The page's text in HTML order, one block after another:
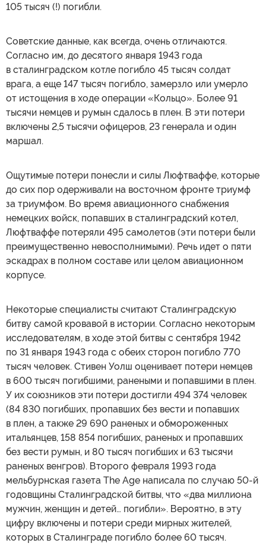
105 тысяч (!) погибли.
Советские данные, как всегда, очень отличаются.
Согласно им, до десятого января 1943 года
в сталинградском котле погибло 45 тысяч солдат
врага, а еще 147 тысяч погибло, замерзло или умерло
от истощения в ходе операции «Кольцо». Более 91
тысячи немцев и румын сдалось в плен. В эти потери
включены 2,5 тысячи офицеров, 23 генерала и один
маршал.
Ощутимые потери понесли и силы Люфтваффе, которые
до сих пор одерживали на восточном фронте триумф
за триумфом. Во время авиационного снабжения
немецких войск, попавших в сталинградский котел,
Люфтваффе потеряли 495 самолетов (эти потери были
преимущественно невосполнимыми). Речь идет о пяти
эскадрах в полном составе или целом авиационном
корпусе.
Некоторые специалисты считают Сталинградскую
битву самой кровавой в истории. Согласно некоторым
исследователям, в ходе этой битвы с сентября 1942
по 31 января 1943 года с обеих сторон погибло 770
тысяч человек. Стивен Уолш оценивает потери немцев
в 600 тысяч погибшими, ранеными и попавшими в плен.
У их союзников эти потери достигли 494 374 человек
(84 830 погибших, пропавших без вести и попавших
в плен, а также 29 690 раненых и обмороженных
итальянцев, 158 854 погибших, раненых и пропавших
без вести румын, и 80 тысяч погибших и 63 тысячи
раненых венгров). Второго февраля 1993 года
мельбурнская газета The Age написала по случаю 50-й
годовщины Сталинградской битвы, что «два миллиона
мужчин, женщин и детей… погибли». Вероятно, в эту
цифру включены и потери среди мирных жителей,
которых в Сталинграде погибло более 60 тысяч.